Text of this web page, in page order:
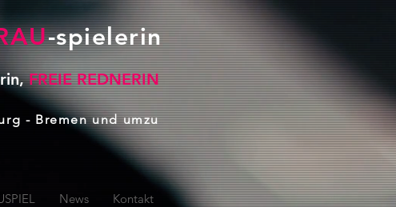
-spielerin
FREIE REDNERIN
- Bremen und umzu
News Kontakt